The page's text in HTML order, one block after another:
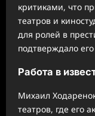
критиками, что
театров и
для ролей в
подтверждало
Работа в
Михаил
театров, где его